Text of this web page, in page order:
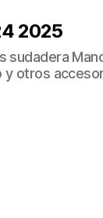
2025
sudadera
otros